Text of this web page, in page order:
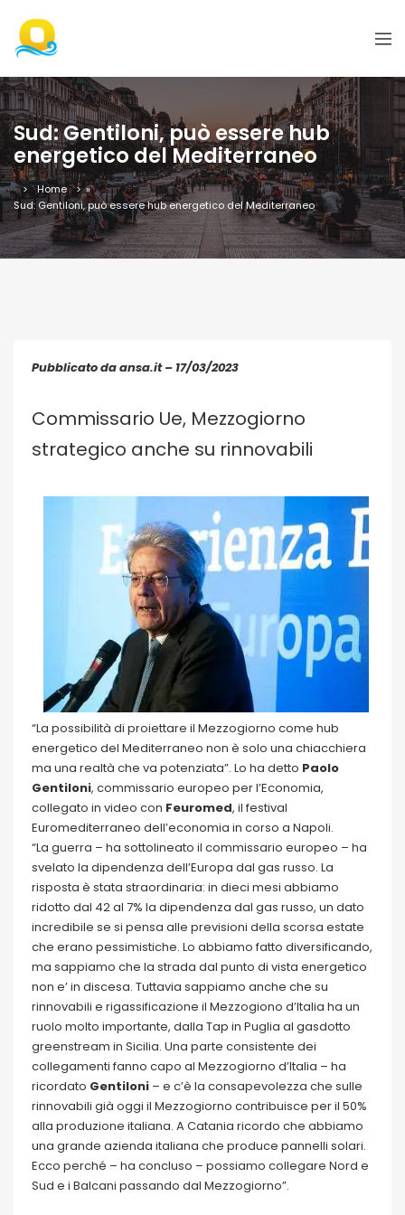
Sud: Gentiloni, può essere hub
energetico del Mediterraneo
Home
»
Sud: Gentiloni, può essere hub energetico del Mediterraneo
Pubblicato da ansa.it – 17/03/2023
Commissario Ue, Mezzogiorno
strategico anche su rinnovabili
“La possibilità di proiettare il Mezzogiorno come hub
energetico del Mediterraneo non è solo una chiacchiera
ma una realtà che va potenziata”. Lo ha detto Paolo
Gentiloni, commissario europeo per l’Economia,
collegato in video con Feuromed, il festival
Euromediterraneo dell’economia in corso a Napoli.
“La guerra – ha sottolineato il commissario europeo – ha
svelato la dipendenza dell’Europa dal gas russo. La
risposta è stata straordinaria: in dieci mesi abbiamo
ridotto dal 42 al 7% la dipendenza dal gas russo, un dato
incredibile se si pensa alle previsioni della scorsa estate
che erano pessimistiche. Lo abbiamo fatto diversificando,
ma sappiamo che la strada dal punto di vista energetico
non e’ in discesa. Tuttavia sappiamo anche che su
rinnovabili e rigassificazione il Mezzogiono d’Italia ha un
ruolo molto importante, dalla Tap in Puglia al gasdotto
greenstream in Sicilia. Una parte consistente dei
collegamenti fanno capo al Mezzogiorno d’Italia – ha
ricordato Gentiloni – e c’è la consapevolezza che sulle
rinnovabili già oggi il Mezzogiorno contribuisce per il 50%
alla produzione italiana. A Catania ricordo che abbiamo
una grande azienda italiana che produce pannelli solari.
Ecco perché – ha concluso – possiamo collegare Nord e
Sud e i Balcani passando dal Mezzogiorno”.